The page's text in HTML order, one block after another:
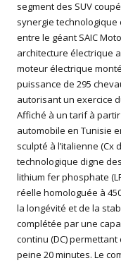
segment des SUV
synergie
entre le géant SAIC
architecture électrique
moteur électrique
puissance de 295
autorisant un exercice
Affiché à un tarif à partir
automobile en Tunisie
sculpté à l’italienne (Cx
technologique digne
lithium fer phosphate
réelle homologuée à
la longévité et de la
complétée par une
continu (DC) permettant
peine 20 minutes. Le